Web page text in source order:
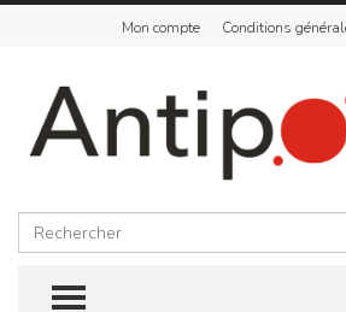
Mon compte Conditions
Rechercher
TOGGLE MENU